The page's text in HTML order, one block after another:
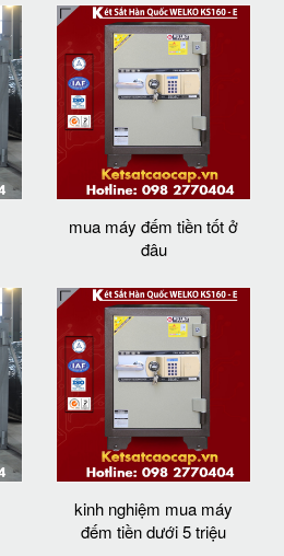
mua máy đếm tiền tốt ở
đâu
kinh nghiệm mua máy
đếm tiền dưới 5 triệu